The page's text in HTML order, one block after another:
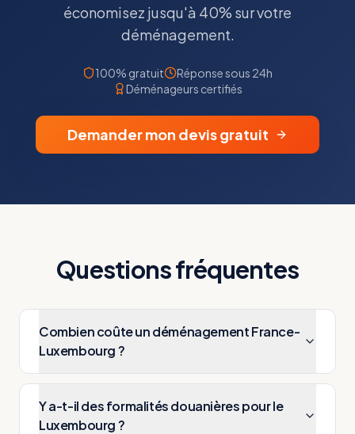
économisez jusqu'à 40% sur votre
déménagement.
100% gratuit
Réponse sous 24h
Déménageurs certifiés
Demander mon devis gratuit
Questions fréquentes
Combien coûte un déménagement France-
Luxembourg ?
Y a-t-il des formalités douanières pour le
Luxembourg ?